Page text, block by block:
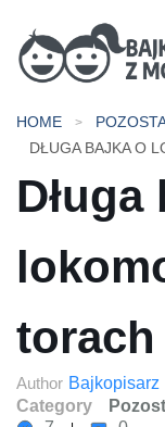
Bajki dla
Bajki do
HOME
DŁUGA BAJKA O
Długa
torach
Author Bajkopisarz
Category